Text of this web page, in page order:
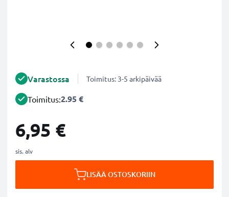
Varastossa Toimitus: 3-5 arkipäivää
Toimitus:2.95 €
6,95 €
sis. alv
LISÄÄ OSTOSKORIIN